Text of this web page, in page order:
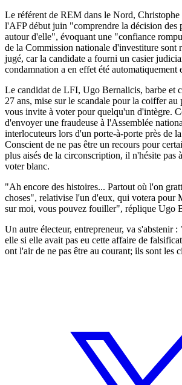
Le référent de REM dans le Nord, Christophe
l'AFP début juin "comprendre la décision des
autour d'elle", évoquant une "confiance
de la Commission nationale d'investiture sont
jugé, car la candidate a fourni un casier
condamnation a en effet été automatiquement
Le candidat de LFI, Ugo Bernalicis, barbe et
27 ans, mise sur le scandale pour la coiffer au
vous invite à voter pour quelqu'un d'intègre.
d'envoyer une fraudeuse à l'Assemblée
interlocuteurs lors d'un porte-à-porte près de
Conscient de ne pas être un recours pour
plus aisés de la circonscription, il n'hésite pas
voter blanc.
"Ah encore des histoires... Partout où l'on
choses", relativise l'un d'eux, qui votera pour
sur moi, vous pouvez fouiller", réplique Ugo
Un autre électeur, entrepreneur, va s'abstenir
elle si elle avait pas eu cette affaire de
ont l'air de ne pas être au courant; ils sont les